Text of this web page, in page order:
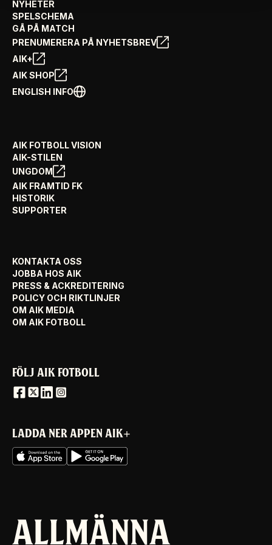
NYHETER
SPELSCHEMA
GÅ PÅ MATCH
PRENUMERERA PÅ NYHETSBREV
AIK+
AIK SHOP
ENGLISH INFO
AIK FOTBOLL VISION
AIK-STILEN
UNGDOM
AIK FRAMTID FK
HISTORIK
SUPPORTER
KONTAKTA OSS
JOBBA HOS AIK
PRESS & ACKREDITERING
POLICY OCH RIKTLINJER
OM AIK MEDIA
OM AIK FOTBOLL
FÖLJ AIK FOTBOLL
LADDA NER APPEN AIK+